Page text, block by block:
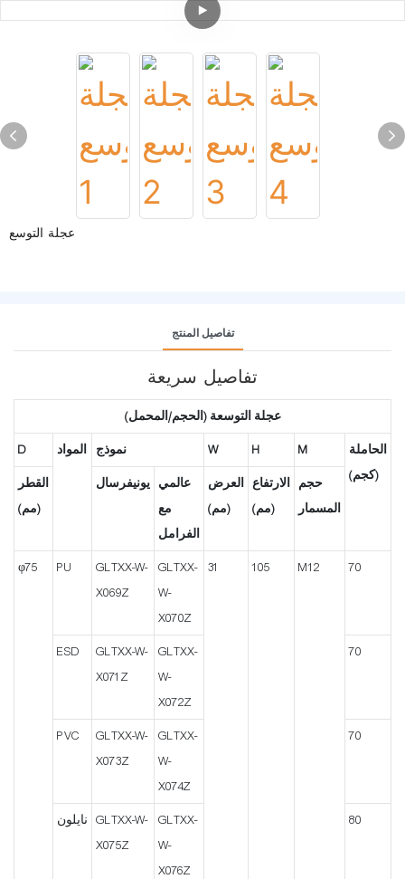
عجلة التوسع
تفاصيل المنتج
تفاصيل سريعة
عجلة التوسعة (الحجم/المحمل)
D المواد نموذج W H M
الحاملة
(كجم)
القطر
(مم)
يونيفرسال
عالمي
مع
الفرامل
العرض
(مم)
الارتفاع
(مم)
حجم
المسمار
φ75 PU
GLTXX-W-
X069Z
GLTXX-
W-
X070Z
31 105 M12 70
ESD
GLTXX-W-
X071Z
GLTXX-
W-
X072Z
70
PVC
GLTXX-W-
X073Z
GLTXX-
W-
X074Z
70
نايلون
GLTXX-W-
X075Z
GLTXX-
W-
X076Z
80